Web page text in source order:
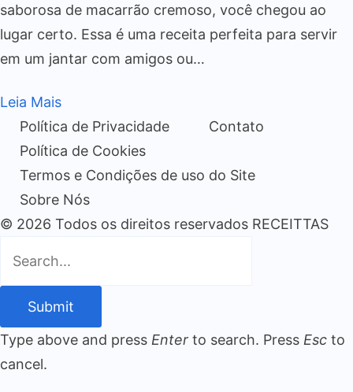
saborosa de macarrão cremoso, você chegou ao
lugar certo. Essa é uma receita perfeita para servir
em um jantar com amigos ou…
Leia Mais
Política de Privacidade
Contato
Política de Cookies
Termos e Condições de uso do Site
Sobre Nós
© 2026 Todos os direitos reservados RECEITTAS
Submit
Type above and press Enter to search. Press Esc to
cancel.